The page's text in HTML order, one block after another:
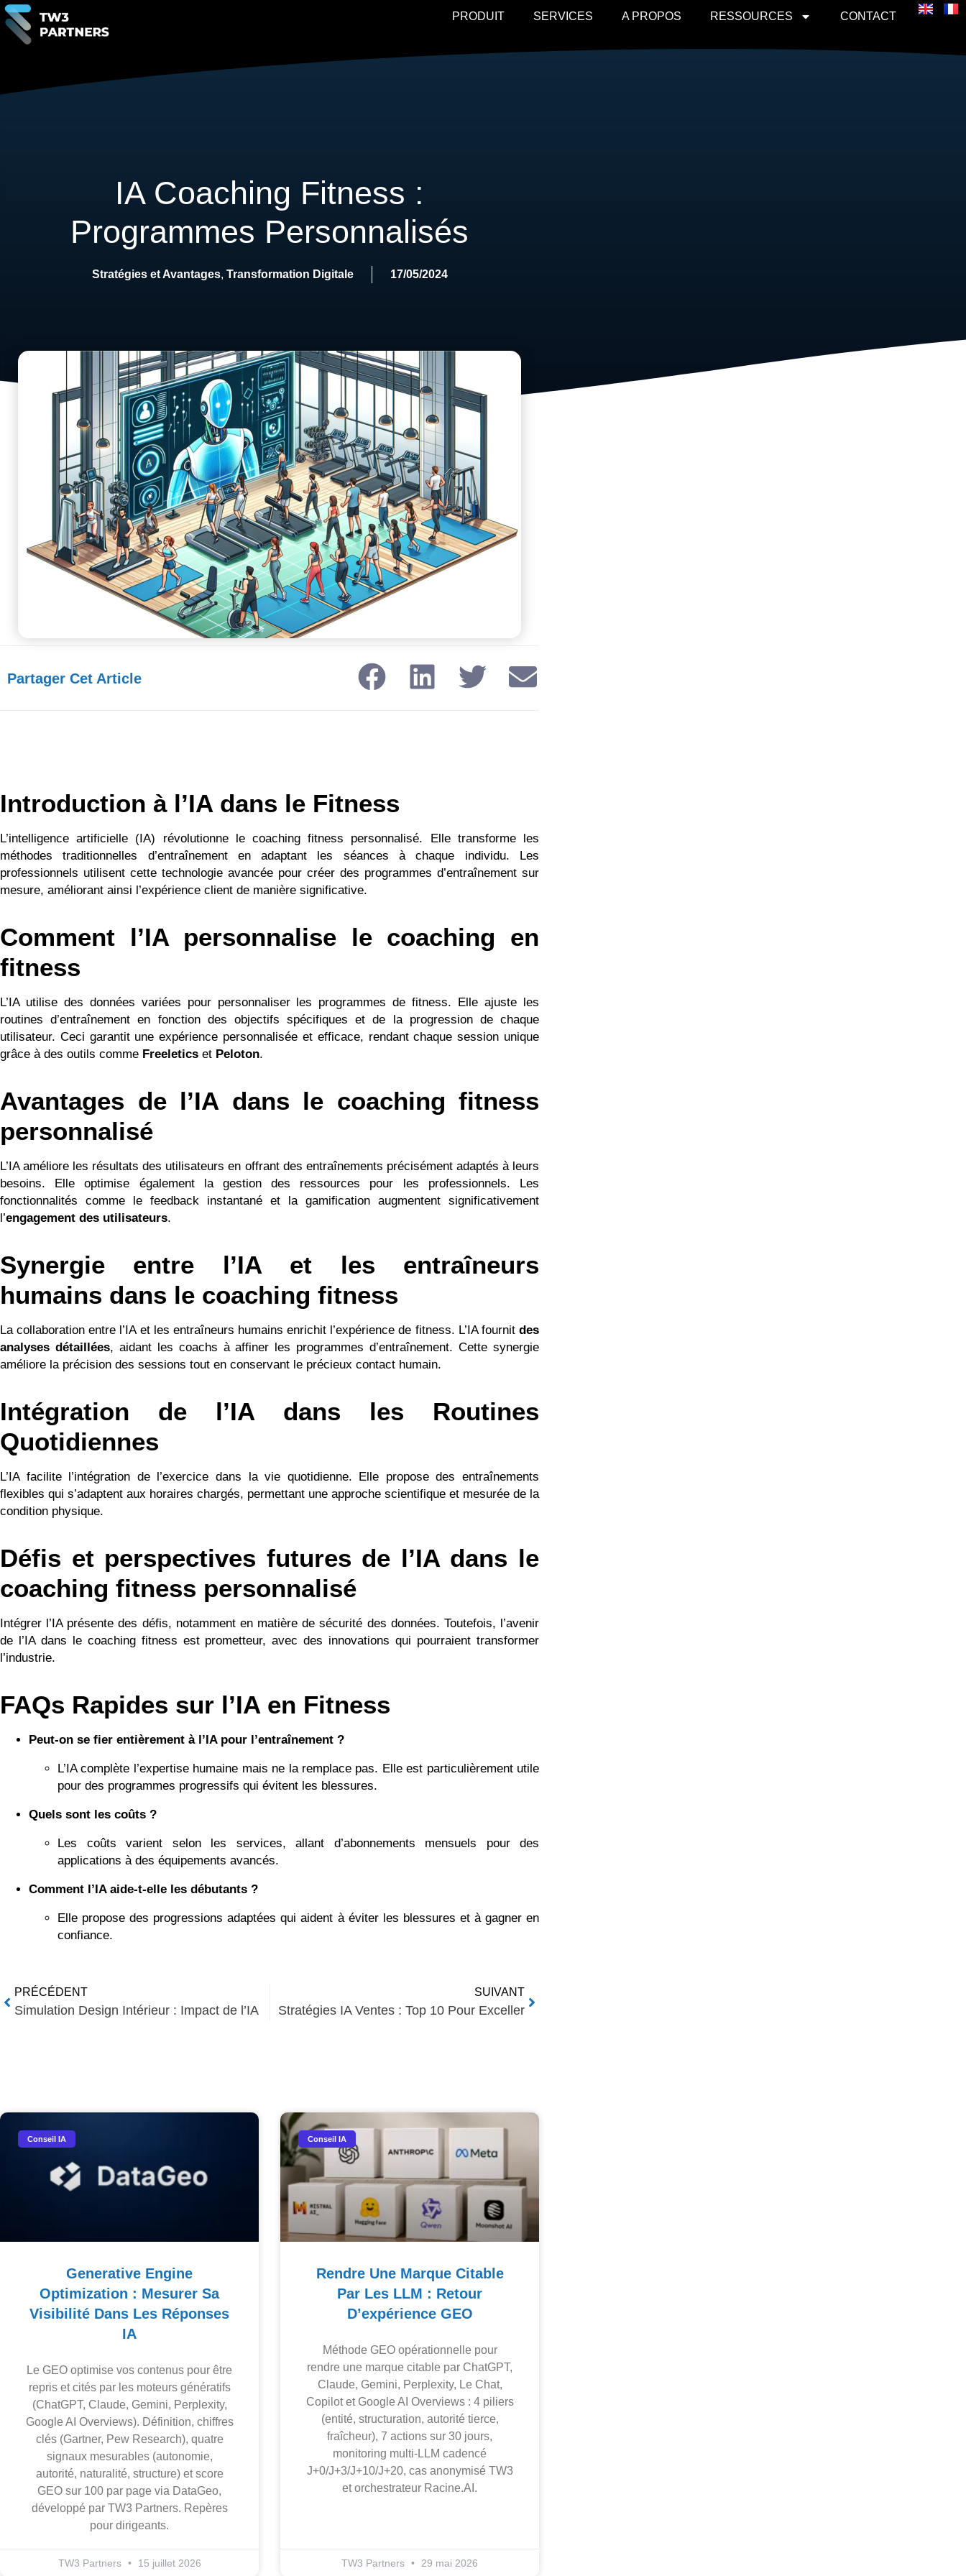
PRODUIT SERVICES A PROPOS RESSOURCES CONTACT
IA Coaching Fitness :
Programmes Personnalisés
Stratégies et Avantages, Transformation Digitale 17/05/2024
Partager Cet Article​
Introduction à l’IA dans le Fitness
L’intelligence artificielle (IA) révolutionne le coaching fitness personnalisé. Elle transforme les
méthodes traditionnelles d’entraînement en adaptant les séances à chaque individu. Les
professionnels utilisent cette technologie avancée pour créer des programmes d’entraînement sur
mesure, améliorant ainsi l’expérience client de manière significative.
Comment l’IA personnalise le coaching en
fitness
L’IA utilise des données variées pour personnaliser les programmes de fitness. Elle ajuste les
routines d’entraînement en fonction des objectifs spécifiques et de la progression de chaque
utilisateur. Ceci garantit une expérience personnalisée et efficace, rendant chaque session unique
grâce à des outils comme Freeletics et Peloton.
Avantages de l’IA dans le coaching fitness
personnalisé
L’IA améliore les résultats des utilisateurs en offrant des entraînements précisément adaptés à leurs
besoins. Elle optimise également la gestion des ressources pour les professionnels. Les
fonctionnalités comme le feedback instantané et la gamification augmentent significativement
l’engagement des utilisateurs.
Synergie entre l’IA et les entraîneurs
humains dans le coaching fitness
La collaboration entre l’IA et les entraîneurs humains enrichit l’expérience de fitness. L’IA fournit des
analyses détaillées, aidant les coachs à affiner les programmes d’entraînement. Cette synergie
améliore la précision des sessions tout en conservant le précieux contact humain.
Intégration de l’IA dans les Routines
Quotidiennes
L’IA facilite l’intégration de l’exercice dans la vie quotidienne. Elle propose des entraînements
flexibles qui s’adaptent aux horaires chargés, permettant une approche scientifique et mesurée de la
condition physique.
Défis et perspectives futures de l’IA dans le
coaching fitness personnalisé
Intégrer l’IA présente des défis, notamment en matière de sécurité des données. Toutefois, l’avenir
de l’IA dans le coaching fitness est prometteur, avec des innovations qui pourraient transformer
l’industrie.
FAQs Rapides sur l’IA en Fitness
Peut-on se fier entièrement à l’IA pour l’entraînement ?
L’IA complète l’expertise humaine mais ne la remplace pas. Elle est particulièrement utile
pour des programmes progressifs qui évitent les blessures.
Quels sont les coûts ?
Les coûts varient selon les services, allant d’abonnements mensuels pour des
applications à des équipements avancés.
Comment l’IA aide-t-elle les débutants ?
Elle propose des progressions adaptées qui aident à éviter les blessures et à gagner en
confiance.
PRÉCÉDENT
Simulation Design Intérieur : Impact de l’IA
SUIVANT
Stratégies IA Ventes : Top 10 Pour Exceller
Conseil IA
Generative Engine
Optimization : Mesurer Sa
Visibilité Dans Les Réponses
IA
Le GEO optimise vos contenus pour être
repris et cités par les moteurs génératifs
(ChatGPT, Claude, Gemini, Perplexity,
Google AI Overviews). Définition, chiffres
clés (Gartner, Pew Research), quatre
signaux mesurables (autonomie,
autorité, naturalité, structure) et score
GEO sur 100 par page via DataGeo,
développé par TW3 Partners. Repères
pour dirigeants.
TW3 Partners 15 juillet 2026
Conseil IA
Rendre Une Marque Citable
Par Les LLM : Retour
D’expérience GEO
Méthode GEO opérationnelle pour
rendre une marque citable par ChatGPT,
Claude, Gemini, Perplexity, Le Chat,
Copilot et Google AI Overviews : 4 piliers
(entité, structuration, autorité tierce,
fraîcheur), 7 actions sur 30 jours,
monitoring multi-LLM cadencé
J+0/J+3/J+10/J+20, cas anonymisé TW3
et orchestrateur Racine.AI.
TW3 Partners 29 mai 2026